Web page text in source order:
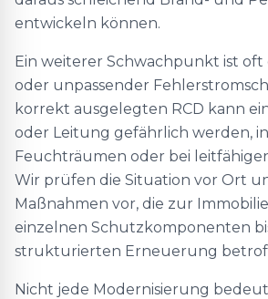
entwickeln können.
Ein weiterer Schwachpunkt ist
oder unpassender
korrekt ausgelegten RCD kann
oder Leitung gefährlich werden,
Feuchträumen oder bei
Wir prüfen die Situation vor Ort
Maßnahmen vor, die zur
einzelnen Schutzkomponenten
strukturierten Erneuerung
Nicht jede Modernisierung